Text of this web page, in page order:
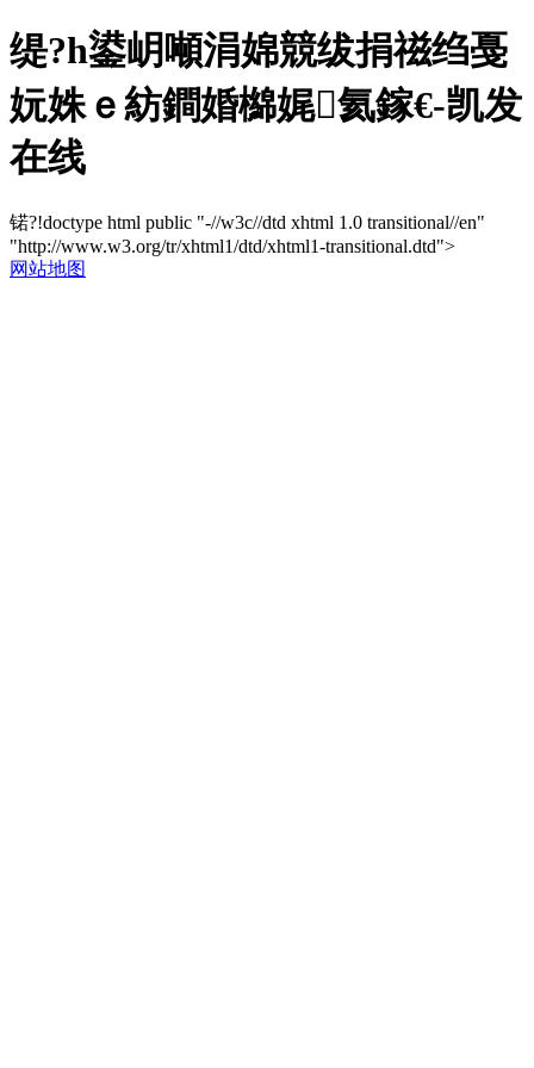
缇?h鍙岄噸涓婂競绂捐禌绉戞
妧姝ｅ紡鐧婚檰娓氦鎵€-凯发
在线
锘?!doctype html public "-//w3c//dtd xhtml 1.0 transitional//en"
"http://www.w3.org/tr/xhtml1/dtd/xhtml1-transitional.dtd">
网站地图